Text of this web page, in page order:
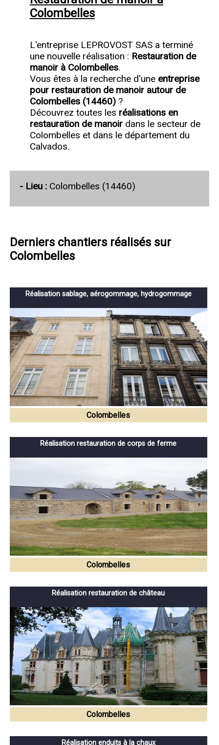
Colombelles
L'entreprise LEPROVOST SAS a terminé
une nouvelle réalisation : Restauration de
manoir à Colombelles.
Vous êtes à la recherche d'une entreprise
pour restauration de manoir autour de
Colombelles (14460)?
Découvrez toutes les réalisations en
restauration de manoirdans le secteur de
Colombelles et dans le département du
Calvados.
- Lieu : Colombelles (14460)
Derniers chantiers réalisés sur
Colombelles
Réalisation sablage, aérogommage, hydrogommage
Colombelles
Réalisation restauration de corps de ferme
Colombelles
Réalisation restauration de château
Colombelles
Réalisation enduits à la chaux